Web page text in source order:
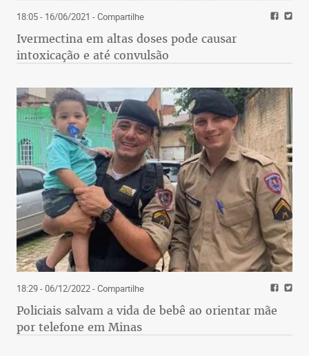
18:05 - 16/06/2021 - Compartilhe
Ivermectina em altas doses pode causar
intoxicação e até convulsão
18:29 - 06/12/2022- Compartilhe
Policiais salvam a vida de bebê ao orientar mãe
por telefone em Minas